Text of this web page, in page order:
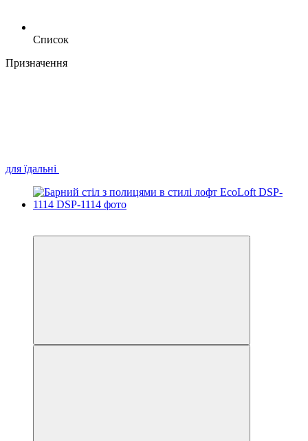
Список
Призначення
для їдальні